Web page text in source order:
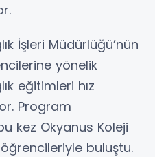
İşleri Müdürlüğü’nün
yönelik
eğitimleri hız
Program
kez Okyanus Koleji
buluştu.